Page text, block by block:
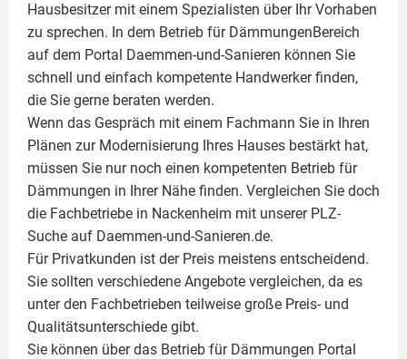
Hausbesitzer mit einem Spezialisten über Ihr Vorhaben
zu sprechen. In dem Betrieb für DämmungenBereich
auf dem Portal Daemmen-und-Sanieren können Sie
schnell und einfach kompetente Handwerker finden,
die Sie gerne beraten werden.
Wenn das Gespräch mit einem Fachmann Sie in Ihren
Plänen zur Modernisierung Ihres Hauses bestärkt hat,
müssen Sie nur noch einen kompetenten Betrieb für
Dämmungen in Ihrer Nähe finden. Vergleichen Sie doch
die Fachbetriebe in Nackenheim mit unserer PLZ-
Suche auf Daemmen-und-Sanieren.de.
Für Privatkunden ist der Preis meistens entscheidend.
Sie sollten verschiedene Angebote vergleichen, da es
unter den Fachbetrieben teilweise große Preis- und
Qualitätsunterschiede gibt.
Sie können über das Betrieb für Dämmungen Portal